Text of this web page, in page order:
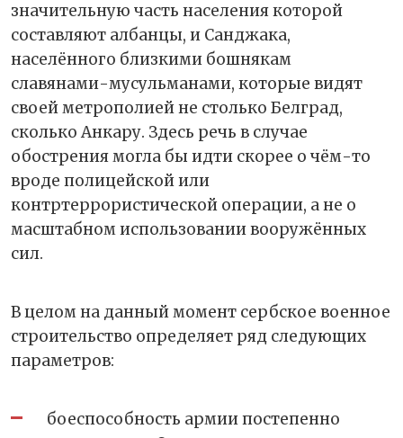
значительную часть населения которой
составляют албанцы, и Санджака,
населённого близкими бошнякам
славянами-мусульманами, которые видят
своей метрополией не столько Белград,
сколько Анкару. Здесь речь в случае
обострения могла бы идти скорее о чём-то
вроде полицейской или
контртеррористической операции, а не о
масштабном использовании вооружённых
сил.
В целом на данный момент сербское военное
строительство определяет ряд следующих
параметров:
боеспособность армии постепенно